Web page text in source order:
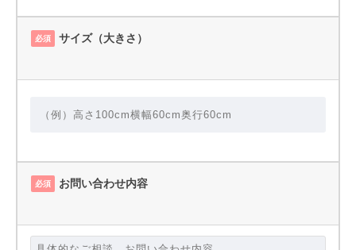
必須 サイズ（大きさ）
必須 お問い合わせ内容